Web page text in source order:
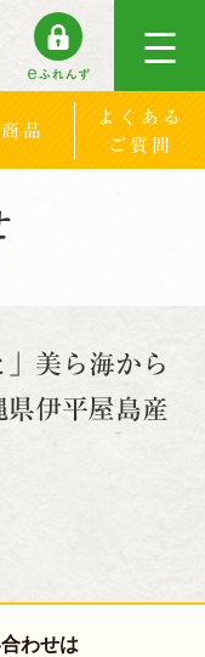
商品
よくある
ご質問
美ら海から
伊平屋島産
わせは